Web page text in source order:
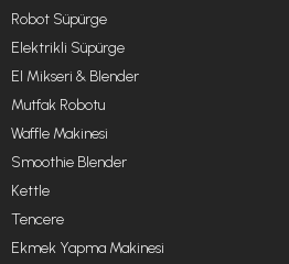
Robot Süpürge
Elektrikli Süpürge
El Mikseri & Blender
Mutfak Robotu
Waffle Makinesi
Smoothie Blender
Kettle
Tencere
Ekmek Yapma Makinesi